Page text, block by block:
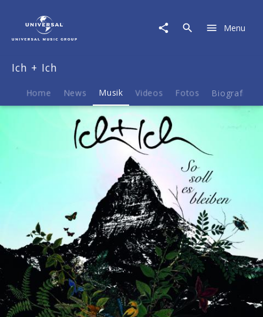
es
Menu
Ich + Ich
Home News Musik Videos Fotos Biografie